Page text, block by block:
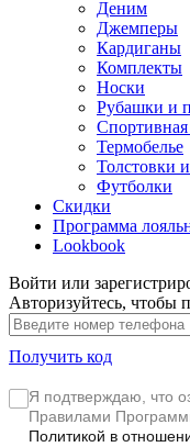
Деним
Джемперы
Кардиганы
Комплекты
Носки
Рубашки и
Термобелье
Толстовки
Футболки
Скидки
Программа
Lookbook
Войти или
Авторизуйтесь, чтобы
Получить код
Я подтверждаю, что
Правилами
Политикой в